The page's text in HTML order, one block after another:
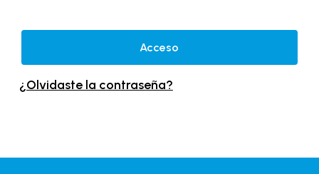
Acceso
¿Olvidaste la contraseña?